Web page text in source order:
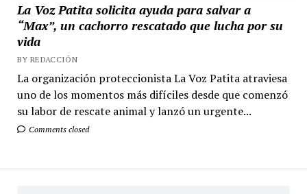
La Voz Patita solicita ayuda para salvar a
“Max”, un cachorro rescatado que lucha por su
vida
BY REDACCIÓN
La organización proteccionista La Voz Patita atraviesa
uno de los momentos más difíciles desde que comenzó
su labor de rescate animal y lanzó un urgente...
Comments closed